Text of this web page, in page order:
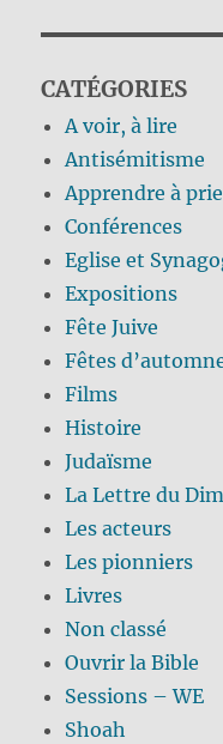
CATÉGORIES
A voir, à lire
Antisémitisme
Apprendre à
Conférences
Eglise et
Expositions
Fête Juive
Fêtes
Films
Histoire
Judaïsme
La Lettre du
Les acteurs
Les pionniers
Livres
Non classé
Ouvrir la Bible
Sessions – WE
Shoah